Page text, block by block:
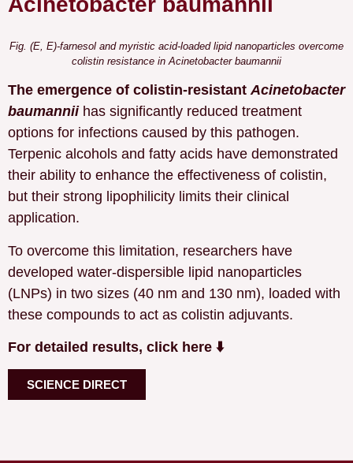
Fig. (E, E)-farnesol and myristic acid-loaded lipid nanoparticles overcome
colistin resistance in Acinetobacter baumannii
The emergence of colistin-resistantAcinetobacter
baumannii has significantly reduced treatment
options for infections caused by this pathogen.
Terpenic alcohols and fatty acids have demonstrated
their ability to enhance the effectiveness of colistin,
but their strong lipophilicity limits their clinical
application.
To overcome this limitation, researchers have
developed water-dispersible lipid nanoparticles
(LNPs) in two sizes (40 nm and 130 nm), loaded with
these compounds to act as colistin adjuvants.
For detailed results, click here ⬇️
SCIENCE DIRECT